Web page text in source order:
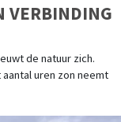
VERBINDING
de natuur zich.
uren zon neemt